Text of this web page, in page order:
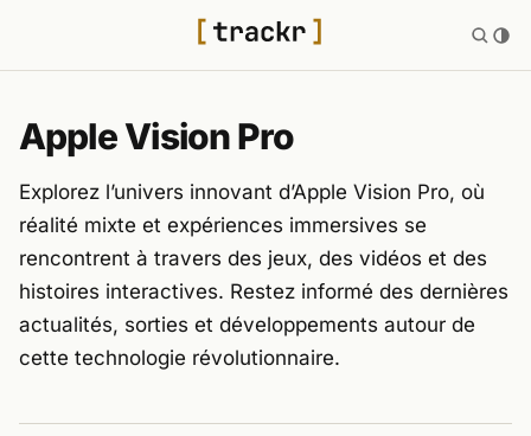
Apple Vision Pro
Explorez l’univers innovant d’Apple Vision Pro, où
réalité mixte et expériences immersives se
rencontrent à travers des jeux, des vidéos et des
histoires interactives. Restez informé des dernières
actualités, sorties et développements autour de
cette technologie révolutionnaire.